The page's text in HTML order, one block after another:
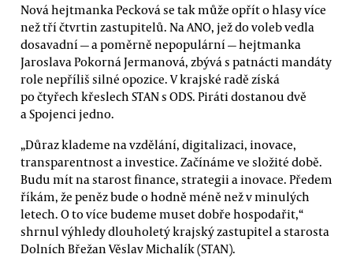
Nová hejtmanka Pecková se tak může opřít o hlasy více
než tří čtvrtin zastupitelů. Na ANO, jež do voleb vedla
dosavadní — a poměrně nepopulární — hejtmanka
Jaroslava Pokorná Jermanová, zbývá s patnácti mandáty
role nepříliš silné opozice. V krajské radě získá
po čtyřech křeslech STAN s ODS. Piráti dostanou dvě
a Spojenci jedno.
„Důraz klademe na vzdělání, digitalizaci, inovace,
transparentnost a investice. Začínáme ve složité době.
Budu mít na starost finance, strategii a inovace. Předem
říkám, že peněz bude o hodně méně než v minulých
letech. O to více budeme muset dobře hospodařit,“
shrnul výhledy dlouholetý krajský zastupitel a starosta
Dolních Břežan Věslav Michalík (STAN).